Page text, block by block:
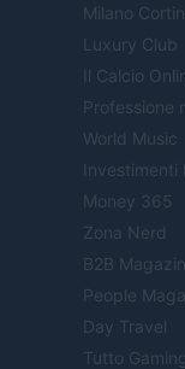
Milano
Luxury Club
Il Calcio
Professione
World Music
Investimenti
Money 365
Zona Nerd
B2B
People
Day Travel
Tutto Gaming